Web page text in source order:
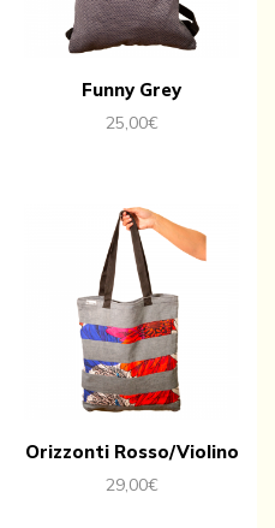
Funny Grey
25,00€
Orizzonti Rosso/Violino
29,00€